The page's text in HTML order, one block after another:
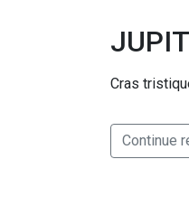
Cras
Continue